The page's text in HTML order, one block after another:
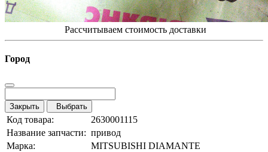
Рассчитываем стоимость доставки
Город
Закрыть Выбрать
Код товара:
2630001115
Название запчасти: привод
Марка:
MITSUBISHI DIAMANTE